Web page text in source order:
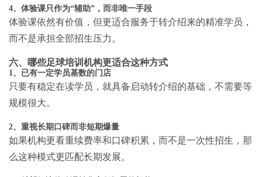
4、体验课只作为“辅助”，而非唯一手段
体验课依然有价值，但更适合服务于转介绍来的精准学员，
而不是承担全部招生压力。
六、哪些足球培训机构更适合这种方式
1、已有一定学员基数的门店
只要有稳定在读学员，就具备启动转介绍的基础，不需要等
规模很大。
2、重视长期口碑而非短期爆量
如果机构更看重续费率和口碑积累，而不是一次性招生，那
么这种模式更匹配长期发展。